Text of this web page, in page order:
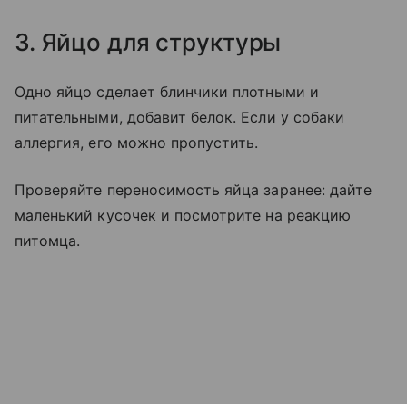
3. Яйцо для структуры
Одно яйцо сделает блинчики плотными и
питательными, добавит белок. Если у собаки
аллергия, его можно пропустить.
Проверяйте переносимость яйца заранее: дайте
маленький кусочек и посмотрите на реакцию
питомца.